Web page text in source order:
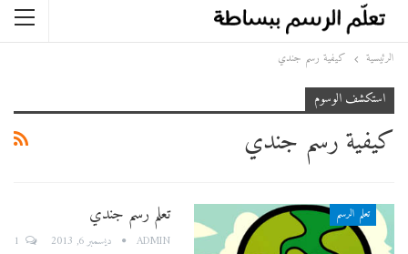
الرئيسية كيفية رسم جندي
استكشف الوسوم
كيفية رسم جندي
تعلم الرسم تعلم رسم جندي
ADMIN ديسمبر 6, 2013